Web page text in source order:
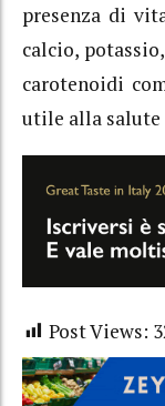
presenza di
calcio,
carotenoidi
utile alla salute
Post Views: